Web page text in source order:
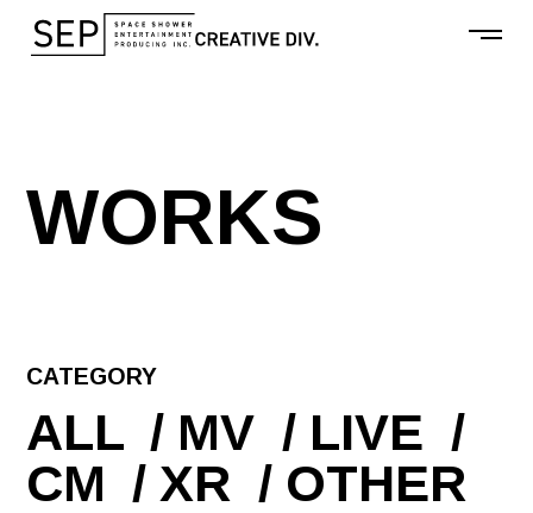
WORKS
CATEGORY
ALL MV
LIVE
CM
XR OTHER